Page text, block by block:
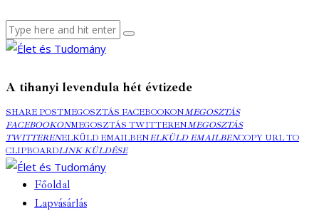
A tihanyi levendula hét évtizede
SHARE POSTMEGOSZTÁS FACEBOOKONMEGOSZTÁS
FACEBOOKONMEGOSZTÁS TWITTERENMEGOSZTÁS
TWITTERENELKÜLD EMAILBENELKÜLD EMAILBENCOPY URL TO
CLIPBOARDLINK KÜLDÉSE
Főoldal
Lapvásárlás